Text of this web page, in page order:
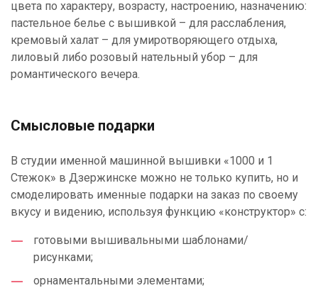
цвета по характеру, возрасту, настроению, назначению:
пастельное белье с вышивкой – для расслабления,
кремовый халат – для умиротворяющего отдыха,
лиловый либо розовый нательный убор – для
романтического вечера.
Смысловые подарки
В студии именной машинной вышивки «1000 и 1
Стежок» в Дзержинске можно не только купить, но и
смоделировать именные подарки на заказ по своему
вкусу и видению, используя функцию «конструктор» с:
готовыми вышивальными шаблонами/
рисунками;
орнаментальными элементами;